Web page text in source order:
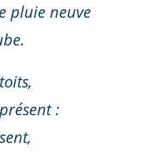
pluie neuve
: